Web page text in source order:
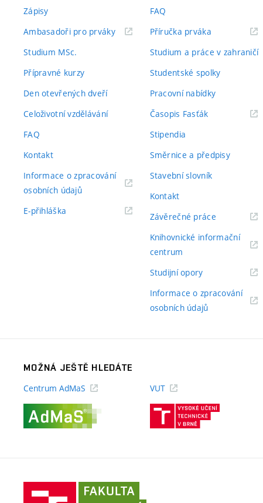
Zápisy
Ambasadoři pro prváky(externí
Studium MSc.
Přípravné kurzy
Den otevřených dveří
Celoživotní vzdělávání
FAQ
Kontakt
Informace o zpracování
osobních údajů(externí
E-přihláška
FAQ
Příručka prváka(externí
Studium a práce v zahraničí
Studentské spolky
Pracovní nabídky
Časopis Fasťák(externí
Stipendia
Směrnice a předpisy
Stavební slovník
Kontakt
Závěrečné práce(externí
Knihovnické informační
centrum
Studijní opory(externí
Informace o zpracování
osobních údajů(externí
MOŽNÁ JEŠTĚ HLEDÁTE
Centrum AdMaS
VUT
(externí